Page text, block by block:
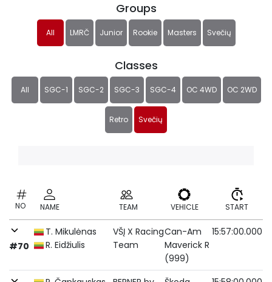
Groups
All LMRČ Junior Rookie Masters Svečių
Classes
All SGC-1 SGC-2 SGC-3 SGC-4 OC 4WD OC 2WD
Retro Svečių
NO NAME TEAM VEHICLE START
#70
T. Mikulėnas
R. Eidžiulis
VŠĮ X Racing
Team
Can-Am
Maverick R
(999)
15:57:00.000